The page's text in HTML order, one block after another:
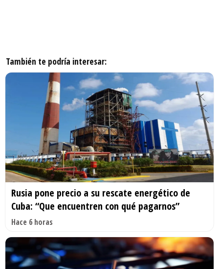
También te podría interesar:
Rusia pone precio a su rescate energético de
Cuba: “Que encuentren con qué pagarnos”
Hace 6 horas